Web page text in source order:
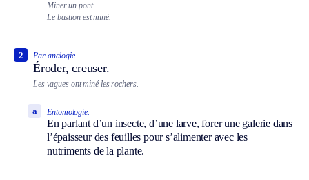
Miner un pont.
Le bastion est miné.
Par analogie.
Éroder, creuser.
2
Les vagues ont miné les rochers.
Entomologie.
En parlant d’un insecte, d’une larve, forer une galerie dans
l’épaisseur des feuilles pour s’alimenter avec les
nutriments de la plante.
a